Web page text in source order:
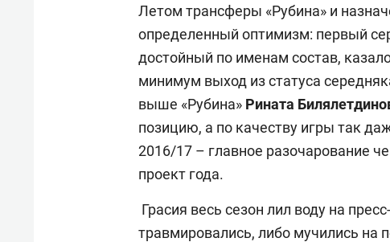
Летом трансферы «Рубина» и
определенный оптимизм: первый
достойный по именам состав,
минимум выход из статуса
выше «Рубина» Рината
позицию, а по качеству игры так
2016/17 – главное разочарование
проект года.
Грасия весь сезон лил воду на
травмировались, либо мучились на